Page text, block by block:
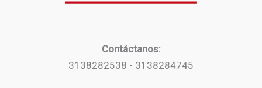
Contáctanos:
3138282538 - 3138284745